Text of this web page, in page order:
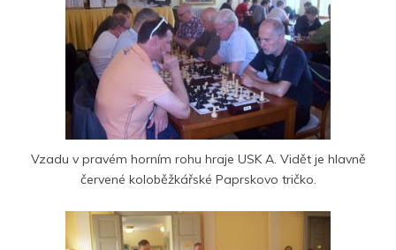
Vzadu v pravém horním rohu hraje USK A. Vidět je hlavně
červené koloběžkářské Paprskovo tričko.